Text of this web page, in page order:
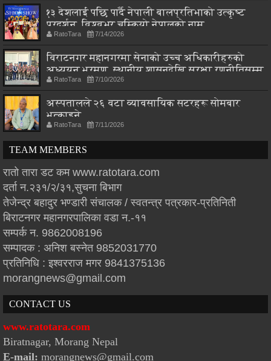
१३ देशलाई पछि पार्दै नेपाली बालप्रतिभाको उत्कृष्ट
प्रदर्शन, विश्वभर चम्कियो नेपालको नाम
RatoTara 7/14/2026
विराटनगर महानगरमा सेनाको उच्च अधिकारीहरुको
अध्ययन भ्रमण, स्थानीय शासनदेखि सुरक्षा रणनीतिसम्म
छलफल
RatoTara 7/10/2026
अस्पतालले २६ वटा व्यावसायिक सटरहरू सोमबार
भत्काइने
RatoTara 7/11/2026
TEAM MEMBERS
रातो तारा डट कम www.ratotara.com
दर्ता न.२३१/२/३१,सुचना बिभाग
तेजेन्द्र बहादुर भण्डारी संचालक / स्वतन्त्र पत्रकार-प्रतिनिती
बिराटनगर महानगरपालिका वडा न.-११
सम्पर्क न. 9862008196
सम्पादक : अनिश बस्नेत 9852031770
प्रतिनिधि : इश्वरराज मगर 9841375136
morangnews@gmail.com
CONTACT US
www.ratotara.com
Biratnagar, Morang Nepal
E-mail: morangnews@gmail.com